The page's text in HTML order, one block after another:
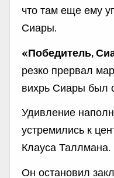
что там еще ему
Сиары.
«Победитель,
резко прервал
вихрь Сиары был
Удивление
устремились к
Клауса Таллмана.
Он остановил